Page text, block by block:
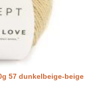
57 dunkelbeige-beige